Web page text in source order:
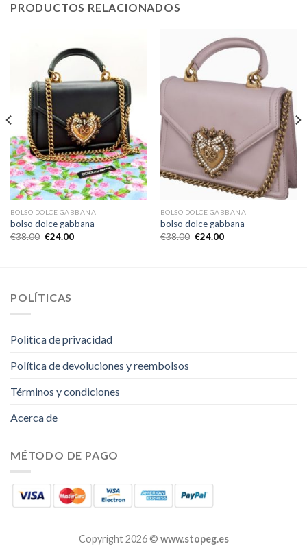
PRODUCTOS RELACIONADOS
BOLSO DOLCE GABBANA
bolso dolce gabbana
€38.00 €24.00
BOLSO DOLCE GABBANA
bolso dolce gabbana
€38.00 €24.00
POLÍTICAS
Politica de privacidad
Política de devoluciones y reembolsos
Términos y condiciones
Acerca de
MÉTODO DE PAGO
Copyright 2026 © www.stopeg.es